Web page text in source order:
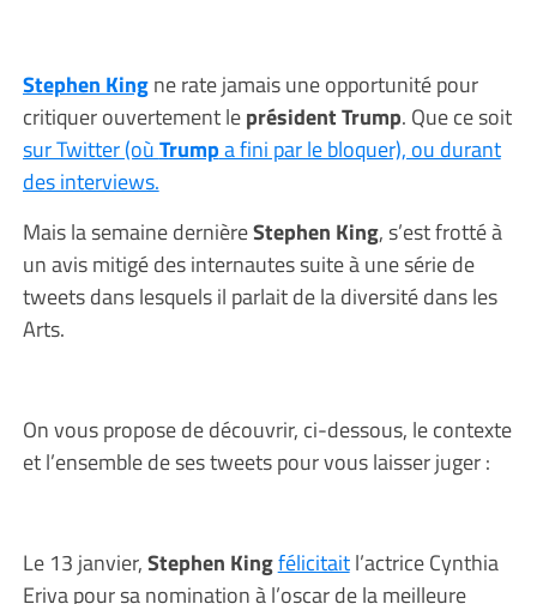
Stephen Kingne rate jamais une opportunité pour
critiquer ouvertement leprésident Trump. Que ce soit
sur Twitter (oùTrumpa fini par le bloquer), ou durant
des interviews.
Mais la semaine dernièreStephen King, s’est frotté à
un avis mitigé des internautes suite à une série de
tweets dans lesquels il parlait de la diversité dans les
Arts.
On vous propose de découvrir, ci-dessous, le contexte
et l’ensemble de ses tweets pour vous laisser juger :
Le 13 janvier,Stephen Kingfélicitaitl’actrice Cynthia
Eriva pour sa nomination à l’oscar de la meilleure